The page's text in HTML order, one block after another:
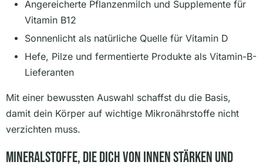
Angereicherte Pflanzenmilch und Supplemente für
Vitamin B12
Sonnenlicht als natürliche Quelle für Vitamin D
Hefe, Pilze und fermentierte Produkte als Vitamin-B-
Lieferanten
Mit einer bewussten Auswahl schaffst du die Basis,
damit dein Körper auf wichtige Mikronährstoffe nicht
verzichten muss.
Mineralstoffe, Die Dich Von Innen Stärken Und